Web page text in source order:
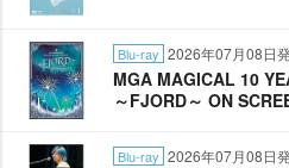
Blu-ray 2026年07月08日
MGA MAGICAL 10
～FJORD～ ON
Blu-ray 2026年07月08日